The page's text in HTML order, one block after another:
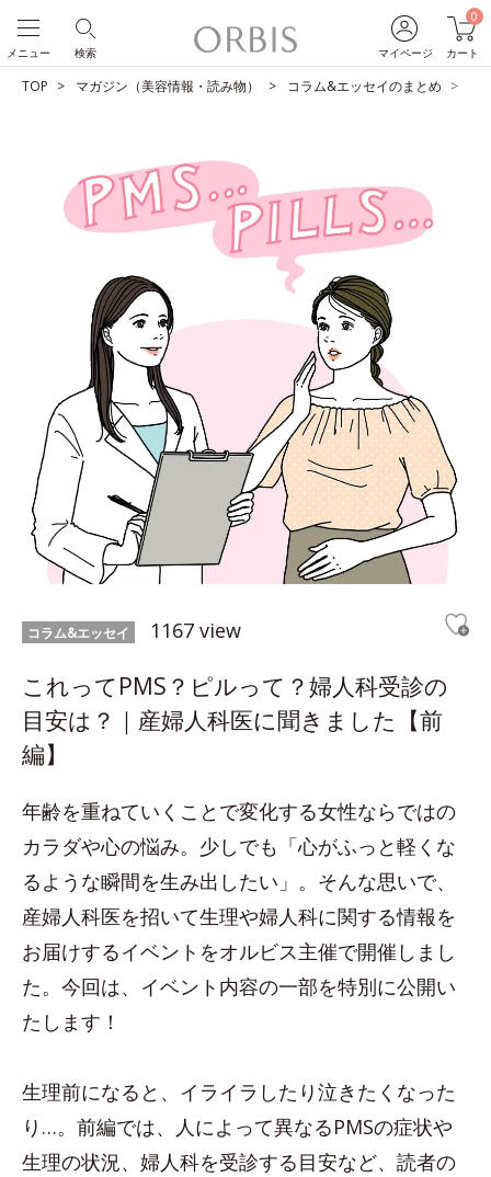
マイページ
0
カート
検索
メニュー
TOP マガジン（美容情報・読み物） コラム&エッセイのまとめ
コラム&エッセイ 1167 view
これってPMS？ピルって？婦人科受診の
目安は？｜産婦人科医に聞きました【前
編】
年齢を重ねていくことで変化する女性ならではの
カラダや心の悩み。少しでも「心がふっと軽くな
るような瞬間を生み出したい」。そんな思いで、
産婦人科医を招いて生理や婦人科に関する情報を
お届けするイベントをオルビス主催で開催しまし
た。今回は、イベント内容の一部を特別に公開い
たします！
生理前になると、イライラしたり泣きたくなった
り…。前編では、人によって異なるPMSの症状や
生理の状況、婦人科を受診する目安など、読者の